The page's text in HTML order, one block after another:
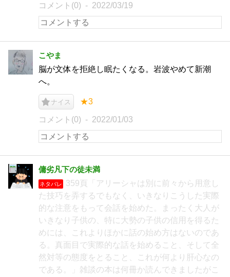
コメント(0) 2022/03/19
こやま
脳が文体を拒絶し眠たくなる。岩波やめて新潮
へ。
ナイス ★3
コメント(0) 2022/01/03
傭劣凡下の徒未満
ネタバレ
359頁「アリーシャは別に前々から用意し
た技巧を弄するでもなく、いきなりこうした実際
的な注意をもって会話を始めた。まったく大人が
いきなり子供の、特に大勢の子供の信用を得るた
めには、これよりほかに話の始め方はないのであ
る。真面目で実際的な話を始めること、そして全
然対等の態度をとること、これが何より肝心なの
である。」雑談の本は何冊か読んできましたがこ